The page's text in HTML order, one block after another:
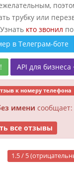
трубку или
Узнать кто звонил
в Телеграм-боте
API для бизнеса
к номеру телефона
имени
все отзывы
1.5 / 5